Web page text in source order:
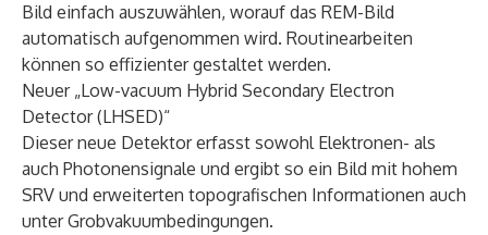
Bild einfach auszuwählen, worauf das REM-Bild
automatisch aufgenommen wird. Routinearbeiten
können so effizienter gestaltet werden.
Neuer „Low-vacuum Hybrid Secondary Electron
Detector (LHSED)“
Dieser neue Detektor erfasst sowohl Elektronen- als
auch Photonensignale und ergibt so ein Bild mit hohem
SRV und erweiterten topografischen Informationen auch
unter Grobvakuumbedingungen.